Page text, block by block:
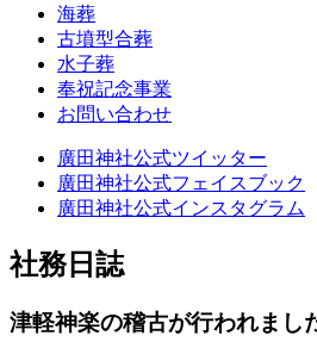
海葬
古墳型合葬
水子葬
奉祝記念事業
お問い合わせ
廣田神社公式ツイッター
廣田神社公式フェイスブック
廣田神社公式インスタグラム
社務日誌
津軽神楽の稽古が行われまし